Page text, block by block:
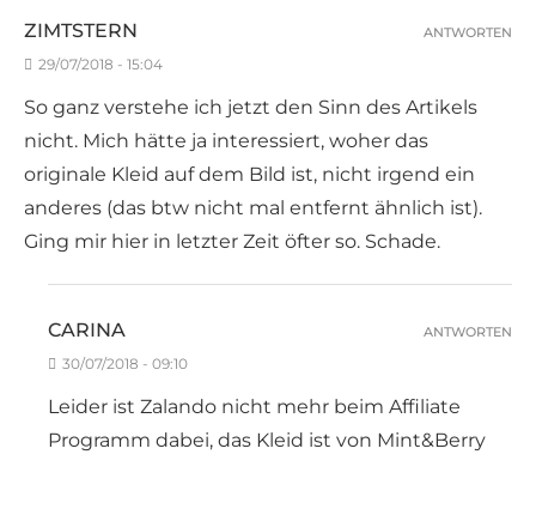
ZIMTSTERN
29/07/2018 - 15:04
So ganz verstehe ich jetzt den Sinn des Artikels
nicht. Mich hätte ja interessiert, woher das
originale Kleid auf dem Bild ist, nicht irgend ein
anderes (das btw nicht mal entfernt ähnlich ist).
Ging mir hier in letzter Zeit öfter so. Schade.
ANTWORTEN
CARINA
30/07/2018 - 09:10
Leider ist Zalando nicht mehr beim Affiliate
Programm dabei, das Kleid ist von Mint&Berry
ANTWORTEN